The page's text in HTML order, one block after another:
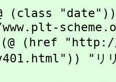
(class
(href
"リ